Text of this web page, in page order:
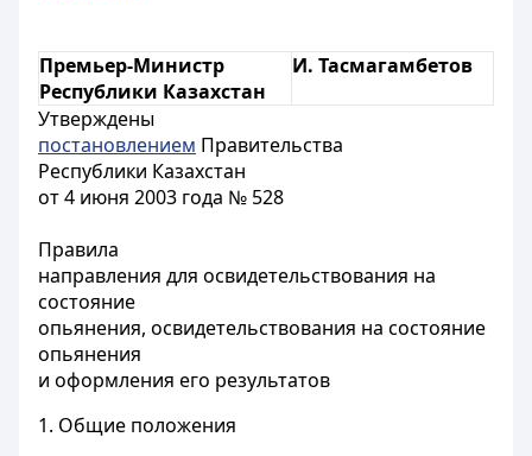
Премьер-Министр
Республики Казахстан
И. Тасмагамбетов
Утверждены
постановлением Правительства
Республики Казахстан
от 4 июня 2003 года № 528
Правила
направления для освидетельствования на
состояние
опьянения, освидетельствования на состояние
опьянения
и оформления его результатов
1. Общие положения